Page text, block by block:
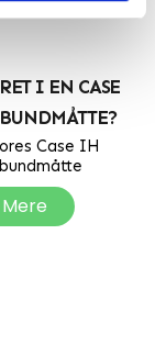
I EN CASE
Case IH